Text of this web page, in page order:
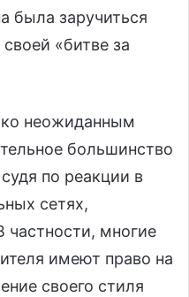
была заручиться
«битве за
неожиданным
большинство
по реакции в
сетях,
частности, многие
имеют право на
своего стиля